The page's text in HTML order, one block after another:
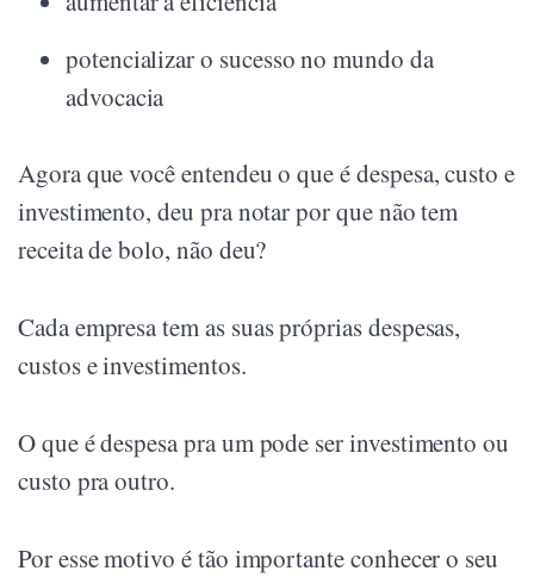
potencializar o sucesso no mundo da
advocacia
Agora que você entendeu o que é despesa, custo e
investimento, deu pra notar por que não tem
receita de bolo, não deu?
Cada empresa tem as suas próprias despesas,
custos e investimentos.
O que é despesa pra um pode ser investimento ou
custo pra outro.
Por esse motivo é tão importante conhecer o seu